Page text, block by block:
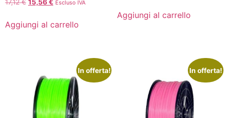
17,12€ 15,56€ Escluso IVA
Aggiungi al carrello
Aggiungi al carrello
In offerta! In offerta!